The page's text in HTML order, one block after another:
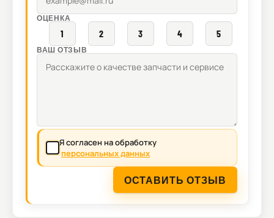
ОЦЕНКА
1 2 3 4 5
ВАШ ОТЗЫВ
Я согласен на обработку
персональных данных
ОСТАВИТЬ ОТЗЫВ